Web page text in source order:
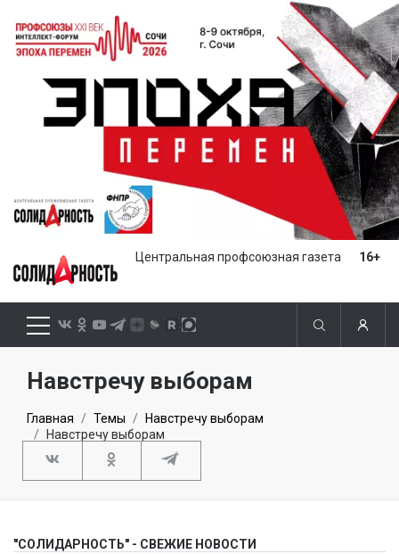
Центральная профсоюзная газета 16+
Навстречу выборам
Главная Темы
Навстречу выборам
Навстречу выборам
"СОЛИДАРНОСТЬ" - СВЕЖИЕ НОВОСТИ